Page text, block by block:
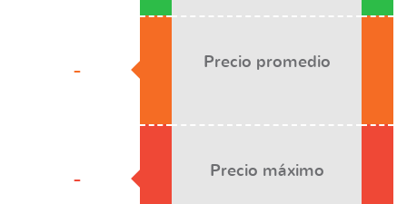
-
-
Precio promedio
Precio máximo